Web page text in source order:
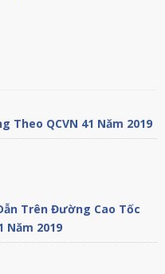
Theo QCVN 41 Năm 2019
Trên Đường Cao Tốc
Năm 2019